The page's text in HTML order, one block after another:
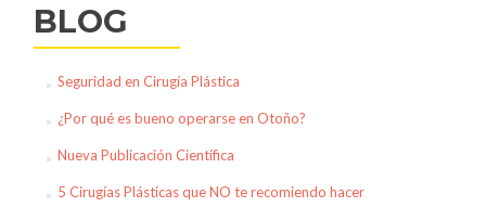
BLOG
Seguridad en Cirugía Plástica
¿Por qué es bueno operarse en Otoño?
Nueva Publicación Científica
5 Cirugías Plásticas que NO te recomiendo hacer